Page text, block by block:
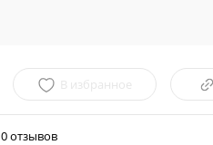
В избранное
0 отзывов